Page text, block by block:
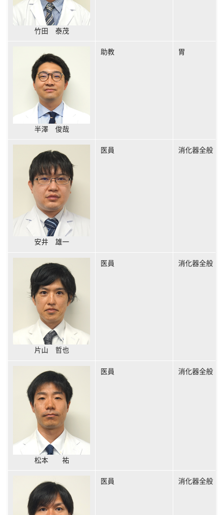
竹田 泰茂
半澤 俊哉
助教 胃
安井 雄一
医員 消化器全般
片山 哲也
医員 消化器全般
松本 祐
医員 消化器全般
医員 消化器全般